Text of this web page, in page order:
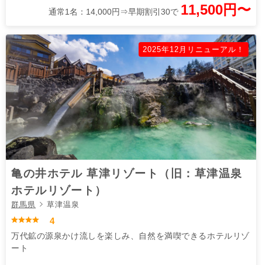
通常1名：14,000円⇒早期割引30で 11,500円〜
2025年12月リニューアル！
亀の井ホテル 草津リゾート（旧：草津温泉
ホテルリゾート）
群馬県 草津温泉
4
万代鉱の源泉かけ流しを楽しみ、自然を満喫できるホテルリゾ
ート